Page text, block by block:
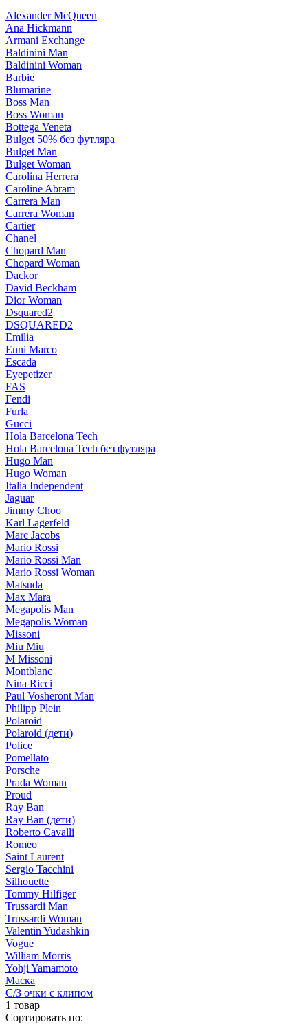
Alexander McQueen
Ana Hickmann
Armani Exchange
Baldinini Man
Baldinini Woman
Barbie
Blumarine
Boss Man
Boss Woman
Bottega Veneta
Bulget 50% без футляра
Bulget Man
Bulget Woman
Carolina Herrera
Caroline Abram
Carrera Man
Carrera Woman
Cartier
Chanel
Chopard Man
Chopard Woman
Dackor
David Beckham
Dior Woman
Dsquared2
DSQUARED2
Emilia
Enni Marco
Escada
Eyepetizer
FAS
Fendi
Furla
Gucci
Hola Barcelona Tech
Hola Barcelona Tech без футляра
Hugo Man
Hugo Woman
Italia Independent
Jaguar
Jimmy Choo
Karl Lagerfeld
Marc Jacobs
Mario Rossi
Mario Rossi Man
Mario Rossi Woman
Matsuda
Max Mara
Megapolis Man
Megapolis Woman
Missoni
Miu Miu
M Missoni
Montblanc
Nina Ricci
Paul Vosheront Man
Philipp Plein
Polaroid
Polaroid (дети)
Police
Pomellato
Porsche
Prada Woman
Proud
Ray Ban
Ray Ban (дети)
Roberto Cavalli
Romeo
Saint Laurent
Sergio Tacchini
Silhouette
Tommy Hilfiger
Trussardi Man
Trussardi Woman
Valentin Yudashkin
Vogue
William Morris
Yohji Yamamoto
Маска
С/З очки с клипом
1 товар
Сортировать по: